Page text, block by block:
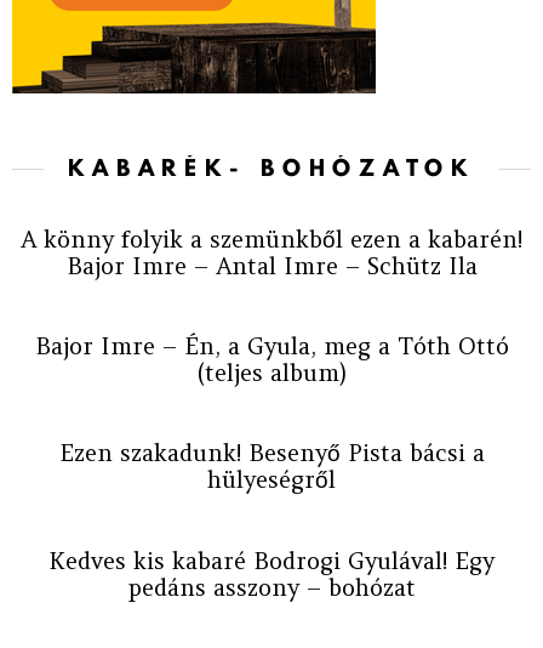
KABARÉK- BOHÓZATOK
A könny folyik a szemünkből ezen a kabarén!
Bajor Imre – Antal Imre – Schütz Ila
Bajor Imre – Én, a Gyula, meg a Tóth Ottó
(teljes album)
Ezen szakadunk! Besenyő Pista bácsi a
hülyeségről
Kedves kis kabaré Bodrogi Gyulával! Egy
pedáns asszony – bohózat